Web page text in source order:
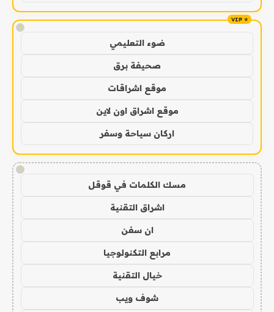
!
ضوء التعليمي
صحيفة برق
موقع اشراقات
موقع اشراق اون لاين
اركان سياحة وسفر
!
مسك الكلمات في قوقل
اشراق التقنية
ان سفن
مرابع التكنولوجيا
خيال التقنية
شوف ويب